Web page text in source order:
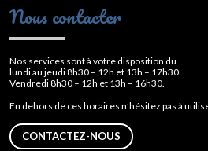
Nous contacter
Nos services sont à votre disposition du
lundi au jeudi 8h30 – 12h et 13h – 17h30.
Vendredi 8h30 – 12h et 13h – 16h30.
En dehors de ces horaires n’hésitez pas à
CONTACTEZ-NOUS